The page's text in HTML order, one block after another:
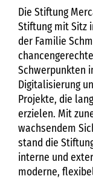
Die Stiftung
Stiftung mit Sitz
der Familie
Schwerpunkten
Digitalisierung
Projekte, die
erzielen. Mit
wachsendem
stand die
interne und
moderne,